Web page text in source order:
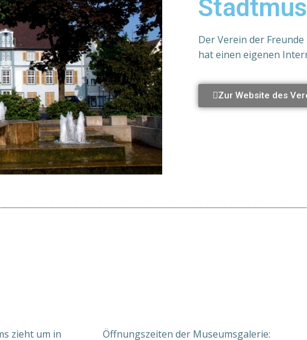
Der Verein der
hat einen eigenen
Zur Website des
zieht um in Öffnungszeiten der Museumsgalerie: